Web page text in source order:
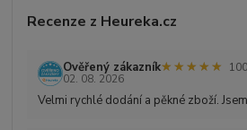
Recenze z Heureka.cz
Ověřený zákazník★★★★★
★★★★★
02. 08. 2026
Velmi rychlé dodání a pěkné zboží.